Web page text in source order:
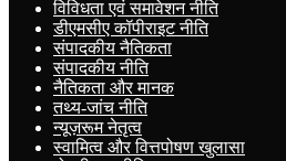
विविधता एवं समावेशन नीति
डीएमसीए कॉपीराइट नीति
संपादकीय नैतिकता
संपादकीय नीति
नैतिकता और मानक
तथ्य-जांच नीति
न्यूज़रूम नेतृत्व
स्वामित्व और वित्तपोषण खुलासा